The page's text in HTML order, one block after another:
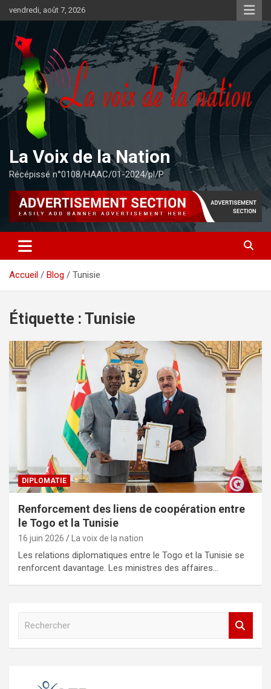
au
contenu
vendredi, août 7, 2026
La Voix de la Nation
Récépissé n°0108/HAAC/01-2024/pl/P
Accueil Blog Tunisie
Étiquette : Tunisie
DIPLOMATIE
Renforcement des liens de coopération entre
le Togo et la Tunisie
16 juin 2026 La voix de la nation
Les relations diplomatiques entre le Togo et la Tunisie se
renforcent davantage. Les ministres des affaires…